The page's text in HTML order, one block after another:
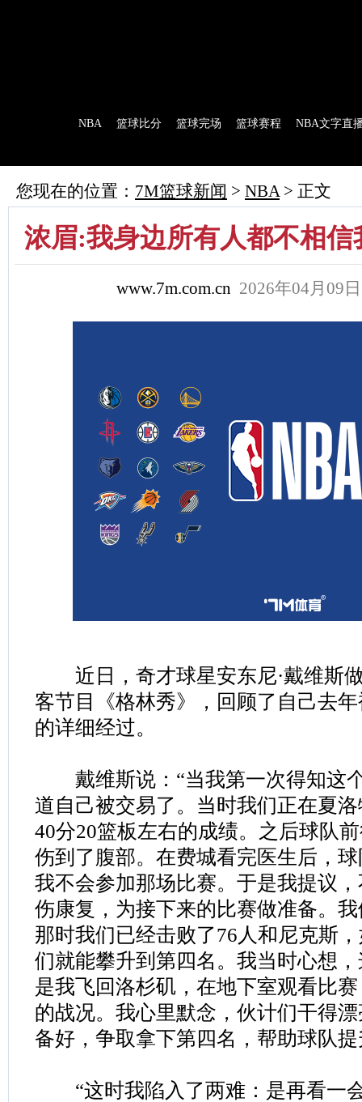
NBA 篮球比分 篮球完场 篮球赛程 NBA文字直
您现在的位置： 7M篮球新闻 > NBA> 正文
浓眉:我身边所有人都不相
www.7m.com.cn 2026年04月09
近日，奇才球星安东尼·戴维斯做
客节目《格林秀》，回顾了自己去
的详细经过。
戴维斯说：“当我第一次得知这
道自己被交易了。当时我们正在夏
40分20篮板左右的成绩。之后球队
伤到了腹部。在费城看完医生后，
我不会参加那场比赛。于是我提议
伤康复，为接下来的比赛做准备。
那时我们已经击败了76人和尼克斯
们就能攀升到第四名。我当时心想
是我飞回洛杉矶，在地下室观看比
的战况。我心里默念，伙计们干得
备好，争取拿下第四名，帮助球队
“这时我陷入了两难：是再看一